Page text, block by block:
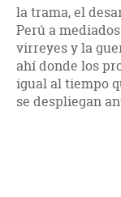
la trama, el
Perú a
virreyes y la
ahí donde los
igual al tiempo
se despliegan